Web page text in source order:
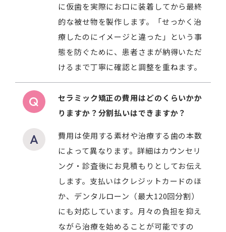
に仮歯を実際にお口に装着してから最終
的な被せ物を製作します。「せっかく治
療したのにイメージと違った」という事
態を防ぐために、患者さまが納得いただ
けるまで丁寧に確認と調整を重ねます。
セラミック矯正の費用はどのくらいかか
りますか？分割払いはできますか？
費用は使用する素材や治療する歯の本数
によって異なります。詳細はカウンセリ
ング・診査後にお見積もりとしてお伝え
します。支払いはクレジットカードのほ
か、デンタルローン（最大120回分割）
にも対応しています。月々の負担を抑え
ながら治療を始めることが可能ですの